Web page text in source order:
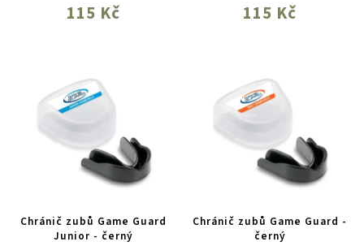
115 Kč 115 Kč
Chránič zubů Game Guard
Junior - černý
Chránič zubů Game Guard -
černý